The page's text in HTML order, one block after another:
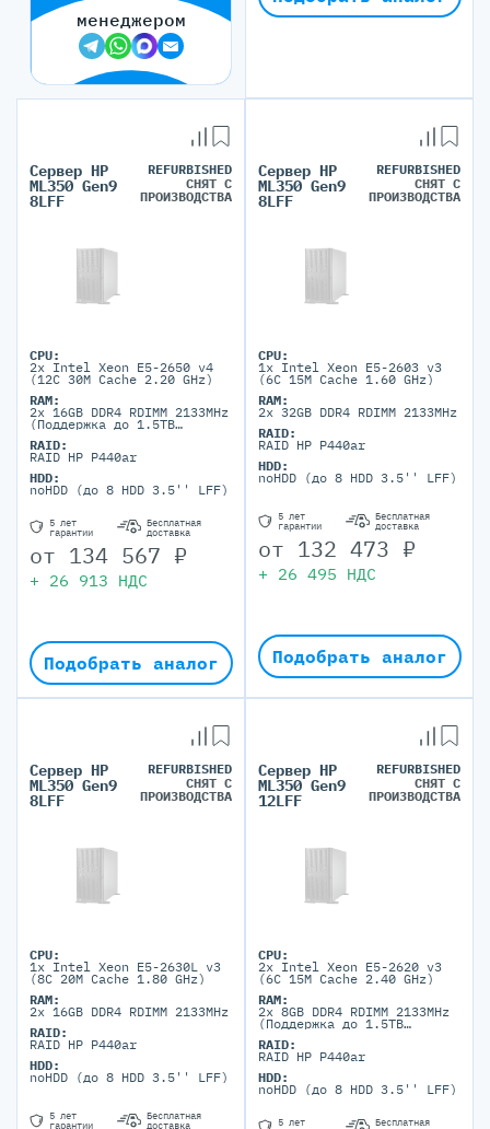
менеджером
Сервер HP
ML350 Gen9
8LFF
REFURBISHED
СНЯТ С
ПРОИЗВОДСТВА
CPU:
2x Intel Xeon E5-2650 v4
(12C 30M Cache 2.20 GHz)
RAM:
2x 16GB DDR4 RDIMM 2133MHz
(Поддержка до 1.5TB
портов)
RAID:
RAID HP P440ar
HDD:
noHDD (до 8 HDD 3.5'' LFF)
5 лет
гарантии
Бесплатная
доставка
от 134 567 ₽
+ 26 913 НДС
Подобрать аналог
Сервер HP
ML350 Gen9
8LFF
REFURBISHED
СНЯТ С
ПРОИЗВОДСТВА
CPU:
1x Intel Xeon E5-2603 v3
(6C 15M Cache 1.60 GHz)
RAM:
2x 32GB DDR4 RDIMM 2133MHz
RAID:
RAID HP P440ar
HDD:
noHDD (до 8 HDD 3.5'' LFF)
5 лет
гарантии
Бесплатная
доставка
от 132 473 ₽
+ 26 495 НДС
Подобрать аналог
Сервер HP
ML350 Gen9
8LFF
REFURBISHED
СНЯТ С
ПРОИЗВОДСТВА
CPU:
1x Intel Xeon E5-2630L v3
(8C 20M Cache 1.80 GHz)
RAM:
2x 16GB DDR4 RDIMM 2133MHz
RAID:
RAID HP P440ar
HDD:
noHDD (до 8 HDD 3.5'' LFF)
5 лет
гарантии
Бесплатная
доставка
Сервер HP
ML350 Gen9
12LFF
REFURBISHED
СНЯТ С
ПРОИЗВОДСТВА
CPU:
2x Intel Xeon E5-2620 v3
(6C 15M Cache 2.40 GHz)
RAM:
2x 8GB DDR4 RDIMM 2133MHz
(Поддержка до 1.5TB
портов)
RAID:
RAID HP P440ar
HDD:
noHDD (до 8 HDD 3.5'' LFF)
5 лет
Бесплатная